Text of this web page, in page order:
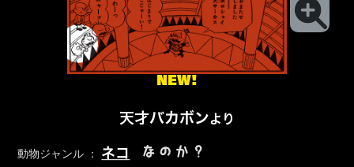
NEW!
天才バカボンより
動物ジャンル ： ネコ なのか？